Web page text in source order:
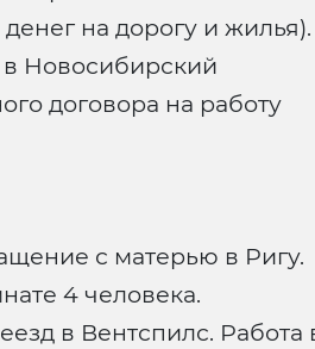
на дорогу и жилья).
в Новосибирский
договора на работу
с матерью в Ригу.
4 человека.
в Вентспилс. Работа